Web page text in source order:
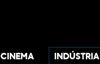
CINEMA INDÚSTRIA